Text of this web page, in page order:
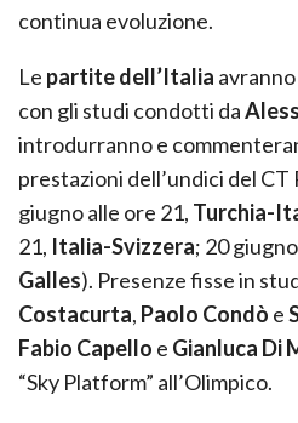
continua evoluzione.
Le partite dell’Italia
con gli studi condotti da
introdurranno e
prestazioni dell’undici del
giugno alle ore 21, Turchia-
21, Italia-Svizzera; 20
Galles). Presenze fisse in
Costacurta, Paolo Condò e
Fabio Capello e Gianluca Di
“Sky Platform” all’Olimpico.